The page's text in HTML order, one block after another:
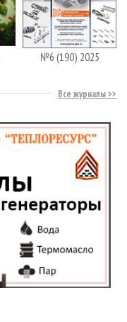
№6 (190) 2025
Все журналы